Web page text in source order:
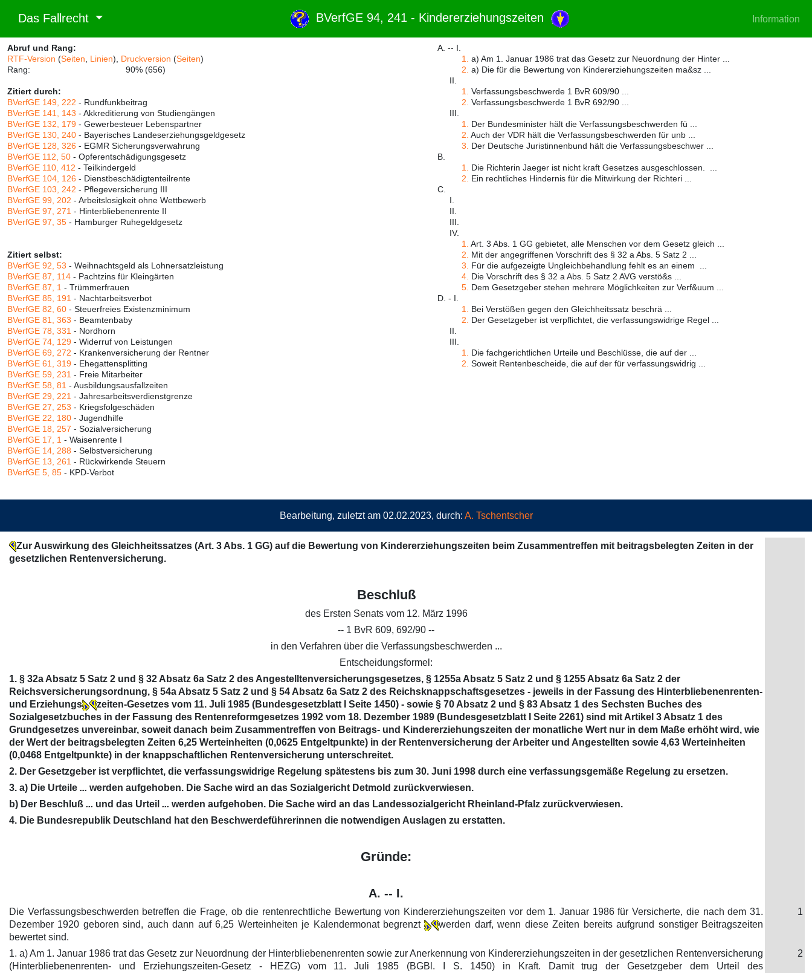
Das Fallrecht BVerfGE 94, 241 - Kindererziehungszeiten Information
Abruf und Rang:
RTF-Version (Seiten Linien), Druckversion (Seiten)
Rang:
90% (656)
Zitiert durch:
BVerfGE 149, 222 - Rundfunkbeitrag
BVerfGE 141, 143 - Akkreditierung von Studiengängen
BVerfGE 132, 179 - Gewerbesteuer Lebenspartner
BVerfGE 130, 240 - Bayerisches Landeserziehungsgeldgesetz
BVerfGE 128, 326 - EGMR Sicherungsverwahrung
BVerfGE 112, 50 - Opferentschädigungsgesetz
BVerfGE 110, 412 - Teilkindergeld
BVerfGE 104, 126 - Dienstbeschädigtenteilrente
BVerfGE 103, 242 - Pflegeversicherung III
BVerfGE 99, 202 - Arbeitslosigkeit ohne Wettbewerb
BVerfGE 97, 271 - Hinterbliebenenrente II
BVerfGE 97, 35 - Hamburger Ruhegeldgesetz
Zitiert selbst:
BVerfGE 92, 53 - Weihnachtsgeld als Lohnersatzleistung
BVerfGE 87, 114 - Pachtzins für Kleingärten
BVerfGE 87, 1 - Trümmerfrauen
BVerfGE 85, 191 - Nachtarbeitsverbot
BVerfGE 82, 60 - Steuerfreies Existenzminimum
BVerfGE 81, 363 - Beamtenbaby
BVerfGE 78, 331 - Nordhorn
BVerfGE 74, 129 - Widerruf von Leistungen
BVerfGE 69, 272 - Krankenversicherung der Rentner
BVerfGE 61, 319 - Ehegattensplitting
BVerfGE 59, 231 - Freie Mitarbeiter
BVerfGE 58, 81 - Ausbildungsausfallzeiten
BVerfGE 29, 221 - Jahresarbeitsverdienstgrenze
BVerfGE 27, 253 - Kriegsfolgeschäden
BVerfGE 22, 180 - Jugendhilfe
BVerfGE 18, 257 - Sozialversicherung
BVerfGE 17, 1 - Waisenrente I
BVerfGE 14, 288 - Selbstversicherung
BVerfGE 13, 261 - Rückwirkende Steuern
BVerfGE 5, 85 - KPD-Verbot
A. -- I.
1.
a) Am 1. Januar 1986 trat das Gesetz zur Neuordnung der Hinter ...
2. a) Die für die Bewertung von Kindererziehungszeiten ma&sz ...
II.
1.
Verfassungsbeschwerde 1 BvR 609/90 ...
2. Verfassungsbeschwerde 1 BvR 692/90 ...
III.
1.
Der Bundesminister hält die Verfassungsbeschwerden fü ...
2. Auch der VDR hält die Verfassungsbeschwerden für unb ...
3.
Der Deutsche Juristinnenbund hält die Verfassungsbeschwer ...
B.
1.
Die Richterin Jaeger ist nicht kraft Gesetzes ausgeschlossen. ...
2.
Ein rechtliches Hindernis für die Mitwirkung der Richteri ...
C.
I.
II.
III.
IV.
1.
Art. 3 Abs. 1 GG gebietet, alle Menschen vor dem Gesetz gleich ...
2.
Mit der angegriffenen Vorschrift des § 32 a Abs. 5 Satz 2 ...
3.
Für die aufgezeigte Ungleichbehandlung fehlt es an einem ...
4. Die Vorschrift des § 32 a Abs. 5 Satz 2 AVG verstö&s ...
5. Dem Gesetzgeber stehen mehrere Möglichkeiten zur Verf&uum ...
D. - I.
1.
Bei Verstößen gegen den Gleichheitssatz beschrä ...
2.
Der Gesetzgeber ist verpflichtet, die verfassungswidrige Regel ...
II.
III.
1.
Die fachgerichtlichen Urteile und Beschlüsse, die auf der ...
2. Soweit Rentenbescheide, die auf der für verfassungswidrig ...
Bearbeitung, zuletzt am 02.02.2023, durch: A. Tschentscher
Zur Auswirkung des Gleichheitssatzes (Art. 3 Abs. 1 GG) auf die Bewertung von Kindererziehungszeiten beim Zusammentreffen mit beitragsbelegten Zeiten in der
gesetzlichen Rentenversicherung.
Beschluß
des Ersten Senats vom 12. März 1996
-- 1 BvR 609, 692/90 --
in den Verfahren über die Verfassungsbeschwerden ...
Entscheidungsformel:
1. § 32a Absatz 5 Satz 2 und § 32 Absatz 6a Satz 2 des Angestelltenversicherungsgesetzes, § 1255a Absatz 5 Satz 2 und § 1255 Absatz 6a Satz 2 der
Reichsversicherungsordnung, § 54a Absatz 5 Satz 2 und § 54 Absatz 6a Satz 2 des Reichsknappschaftsgesetzes - jeweils in der Fassung des Hinterbliebenenrenten-
und Erziehungs
zeiten-Gesetzes vom 11. Juli 1985 (Bundesgesetzblatt I Seite 1450) - sowie § 70 Absatz 2 und § 83 Absatz 1 des Sechsten Buches des
Sozialgesetzbuches in der Fassung des Rentenreformgesetzes 1992 vom 18. Dezember 1989 (Bundesgesetzblatt I Seite 2261) sind mit Artikel 3 Absatz 1 des
Grundgesetzes unvereinbar, soweit danach beim Zusammentreffen von Beitrags- und Kindererziehungszeiten der monatliche Wert nur in dem Maße erhöht wird, wie
der Wert der beitragsbelegten Zeiten 6,25 Werteinheiten (0,0625 Entgeltpunkte) in der Rentenversicherung der Arbeiter und Angestellten sowie 4,63 Werteinheiten
(0,0468 Entgeltpunkte) in der knappschaftlichen Rentenversicherung unterschreitet.
2. Der Gesetzgeber ist verpflichtet, die verfassungswidrige Regelung spätestens bis zum 30. Juni 1998 durch eine verfassungsgemäße Regelung zu ersetzen.
3. a) Die Urteile ... werden aufgehoben. Die Sache wird an das Sozialgericht Detmold zurückverwiesen.
b) Der Beschluß ... und das Urteil ... werden aufgehoben. Die Sache wird an das Landessozialgericht Rheinland-Pfalz zurückverwiesen.
4. Die Bundesrepublik Deutschland hat den Beschwerdeführerinnen die notwendigen Auslagen zu erstatten.
Gründe:
A. -- I.
Die Verfassungsbeschwerden betreffen die Frage, ob die rentenrechtliche Bewertung von Kindererziehungszeiten vor dem 1. Januar 1986 für Versicherte, die nach dem 31.
Dezember 1920 geboren sind, auch dann auf 6,25 Werteinheiten je Kalendermonat begrenzt
werden darf, wenn diese Zeiten bereits aufgrund sonstiger Beitragszeiten
bewertet sind.
1
1. a) Am 1. Januar 1986 trat das Gesetz zur Neuordnung der Hinterbliebenenrenten sowie zur Anerkennung von Kindererziehungszeiten in der gesetzlichen Rentenversicherung
(Hinterbliebenenrenten- und Erziehungszeiten-Gesetz - HEZG) vom 11. Juli 1985 (BGBl. I S. 1450) in Kraft. Damit trug der Gesetzgeber dem Urteil des
2